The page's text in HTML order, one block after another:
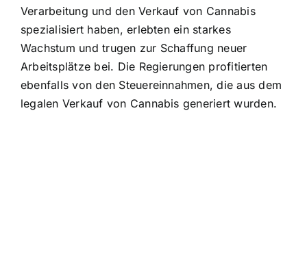
Verarbeitung und den Verkauf von Cannabis
spezialisiert haben, erlebten ein starkes
Wachstum und trugen zur Schaffung neuer
Arbeitsplätze bei. Die Regierungen profitierten
ebenfalls von den Steuereinnahmen, die aus dem
legalen Verkauf von Cannabis generiert wurden.